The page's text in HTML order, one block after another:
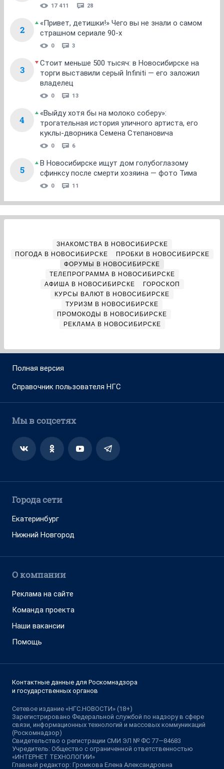
17 411 28
2
«Привет, детишки!» Чего вы не знали о самом
страшном сериале 90-х
0 3
3
Стоит меньше 500 тысяч: в Новосибирске на
торги выставили серый Infiniti — его заложил
владелец
0 13
4
«Выйду хотя бы на молоко соберу»:
трогательная история уличного артиста, его
куклы-дворника Семена Степановича
0 6
5
В Новосибирске ищут дом голубоглазому
сфинксу после смерти хозяина — фото Тима
0 11
ЗНАКОМСТВА В НОВОСИБИРСКЕ
ПОГОДА В НОВОСИБИРСКЕ
ПРОБКИ В НОВОСИБИРСКЕ
ФОРУМЫ В НОВОСИБИРСКЕ
ТЕЛЕПРОГРАММА В НОВОСИБИРСКЕ
АФИША В НОВОСИБИРСКЕ
ГОРОСКОП
КУРСЫ ВАЛЮТ В НОВОСИБИРСКЕ
ТУРИЗМ В НОВОСИБИРСКЕ
ПРОМОКОДЫ В НОВОСИБИРСКЕ
РЕКЛАМА В НОВОСИБИРСКЕ
Полная версия
Справочник пользователя НГС
Мы в соцсетях
Города сети
Екатеринбург
Нижний Новгород
О компании
Реклама на сайте
Команда проекта
Наши вакансии
Помощь
Контактные данные для Роскомнадзора
и государственных органов
Сетевое издание «НГС.НОВОСТИ» (18+)
Зарегистрировано Федеральной службой по надзору в сфере
связи, информационных технологий и массовых коммуникаций
(Роскомнадзор)
Свидетельство о регистрации СМИ ЭЛ № ФС 77—84683
Учредитель: Общество с ограниченной ответственностью
«ИНТЕРНЕТ ТЕХНОЛОГИИ»
Главный редактор: Громкова Елена Александровна